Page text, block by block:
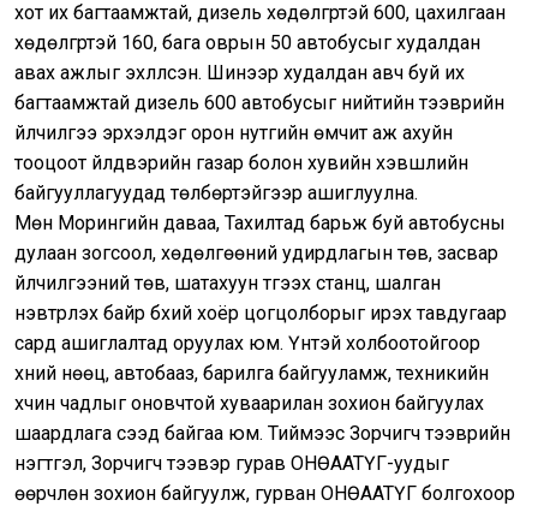
хот их багтаамжтай, дизель хөдөлгүүртэй 600, цахилгаан
хөдөлгүүртэй 160, бага оврын 50 автобусыг худалдан
авах ажлыг эхлүүлсэн. Шинээр худалдан авч буй их
багтаамжтай дизель 600 автобусыг нийтийн тээврийн
үйлчилгээ эрхэлдэг орон нутгийн өмчит аж ахуйн
тооцоот үйлдвэрийн газар болон хувийн хэвшлийн
байгууллагуудад төлбөртэйгээр ашиглуулна.
Мөн Морингийн даваа, Тахилтад барьж буй автобусны
дулаан зогсоол, хөдөлгөөний удирдлагын төв, засвар
үйлчилгээний төв, шатахуун түгээх станц, шалган
нэвтрүүлэх байр бүхий хоёр цогцолборыг ирэх тавдугаар
сард ашиглалтад оруулах юм. Үүнтэй холбоотойгоор
хүний нөөц, автобааз, барилга байгууламж, техникийн
хүчин чадлыг оновчтой хуваарилан зохион байгуулах
шаардлага үүсээд байгаа юм. Тиймээс Зорчигч тээврийн
нэгтгэл, Зорчигч тээвэр гурав ОНӨААТҮГ-уудыг
өөрчлөн зохион байгуулж, гурван ОНӨААТҮГ болгохоор